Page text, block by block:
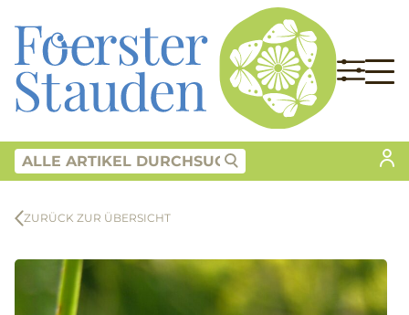
ZURÜCK ZUR ÜBERSICHT